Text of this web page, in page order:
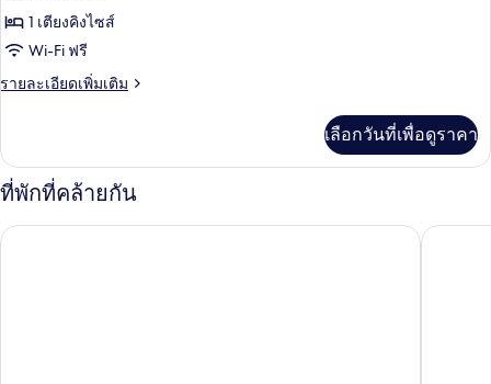
ของ
DOUBLE
DELUXE
1 เตียงคิงไซส์
Wi-Fi ฟรี
รายละเอียดเพิ่มเติม
ราย
เกี่ยว
กับ
DOUBLE
เลือกวันที่เพื่อดูราคา
ที่พักที่คล้ายกัน
คอร์ทยาร์ด บาย แมริออท เสียมเรียบ รีสอร์ท โรงแรม